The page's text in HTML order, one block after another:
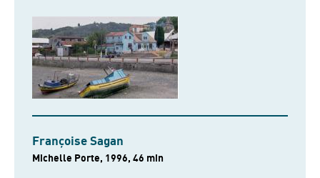
Françoise Sagan
Michelle Porte, 1996, 46 min